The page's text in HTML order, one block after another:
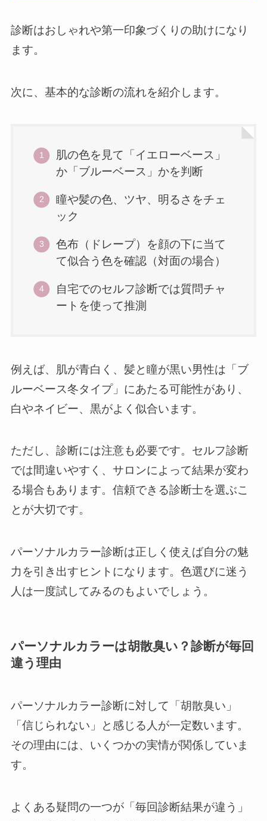
診断はおしゃれや第一印象づくりの助けになり
ます。
次に、基本的な診断の流れを紹介します。
肌の色を見て「イエローベース」
か「ブルーベース」かを判断
瞳や髪の色、ツヤ、明るさをチェ
ック
色布（ドレープ）を顔の下に当て
て似合う色を確認（対面の場合）
自宅でのセルフ診断では質問チャ
ートを使って推測
例えば、肌が青白く、髪と瞳が黒い男性は「ブ
ルーベース冬タイプ」にあたる可能性があり、
白やネイビー、黒がよく似合います。
ただし、診断には注意も必要です。セルフ診断
では間違いやすく、サロンによって結果が変わ
る場合もあります。信頼できる診断士を選ぶこ
とが大切です。
パーソナルカラー診断は正しく使えば自分の魅
力を引き出すヒントになります。色選びに迷う
人は一度試してみるのもよいでしょう。
パーソナルカラーは胡散臭い？診断が毎回
違う理由
パーソナルカラー診断に対して「胡散臭い」
「信じられない」と感じる人が一定数います。
その理由には、いくつかの実情が関係していま
す。
よくある疑問の一つが「毎回診断結果が違う」